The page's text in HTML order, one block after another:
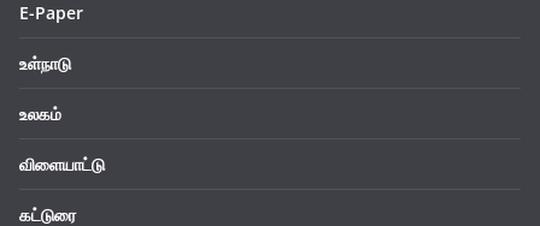
E-Paper
உள்நாடு
உலகம்
விளையாட்டு
கட்டுரை